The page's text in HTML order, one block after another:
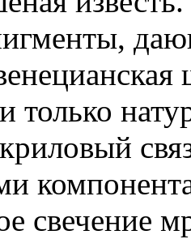
только
свечение